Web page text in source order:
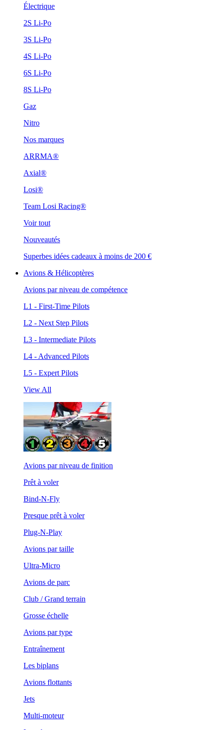
Électrique
2S Li-Po
3S Li-Po
4S Li-Po
6S Li-Po
8S Li-Po
Gaz
Nitro
Nos marques
ARRMA®
Axial®
Losi®
Team Losi Racing®
Voir tout
Nouveautés
Superbes idées cadeaux à moins de 200 €
Avions & Hélicoptères
Avions par niveau de compétence
L1 - First-Time Pilots
L2 - Next Step Pilots
L3 - Intermediate Pilots
L4 - Advanced Pilots
L5 - Expert Pilots
View All
Avions par niveau de finition
Prêt à voler
Bind-N-Fly
Presque prêt à voler
Plug-N-Play
Avions par taille
Ultra-Micro
Avions de parc
Club / Grand terrain
Grosse échelle
Avions par type
Entraînement
Les biplans
Avions flottants
Jets
Multi-moteur